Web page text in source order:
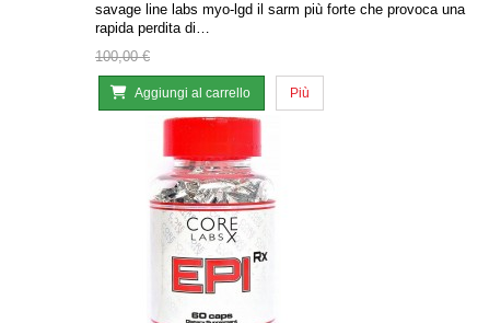
savage line labs myo-lgd il sarm più forte che provoca una
rapida perdita di…
100,00 €
Aggiungi al carrello Più